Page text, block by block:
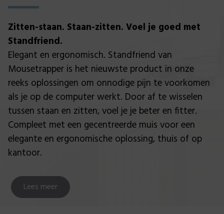
Zitten-staan. Staan-zitten. Voel je goed met
Standfriend.
Elegant en ergonomisch. Standfriend van
Mousetrapper is het nieuwste product in onze
reeks oplossingen om onnodige pijn te voorkomen
als je op de computer werkt. Door af te wisselen
tussen staan en zitten, voel je je beter en fitter.
Compleet met een gecentreerde muis voor een
elegante en ergonomische oplossing, thuis of op
kantoor.
Lees meer